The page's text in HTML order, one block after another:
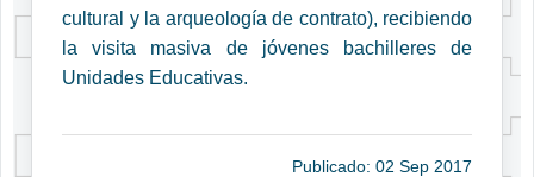
cultural y la arqueología de contrato), recibiendo
la visita masiva de jóvenes bachilleres de
Unidades Educativas.
Publicado: 02 Sep 2017